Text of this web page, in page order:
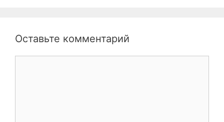
Оставьте комментарий